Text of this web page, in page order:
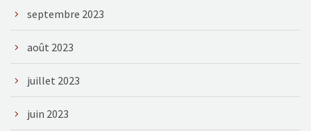
septembre 2023
août 2023
juillet 2023
juin 2023